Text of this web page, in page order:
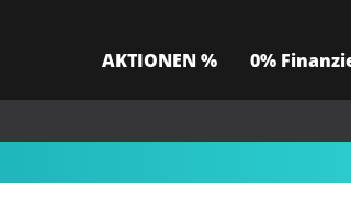
AKTIONEN % 0%